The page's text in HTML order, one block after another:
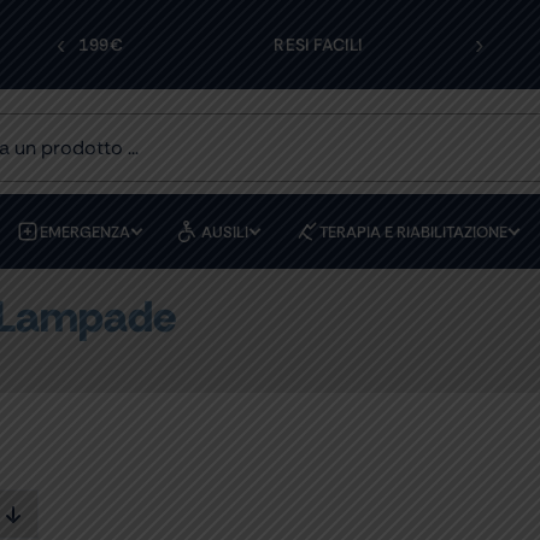
‹ A 199€ RESI FACILI ›
EMERGENZA AUSILI TERAPIA E RIABILITAZIONE